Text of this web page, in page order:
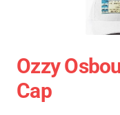
Ozzy
Cap